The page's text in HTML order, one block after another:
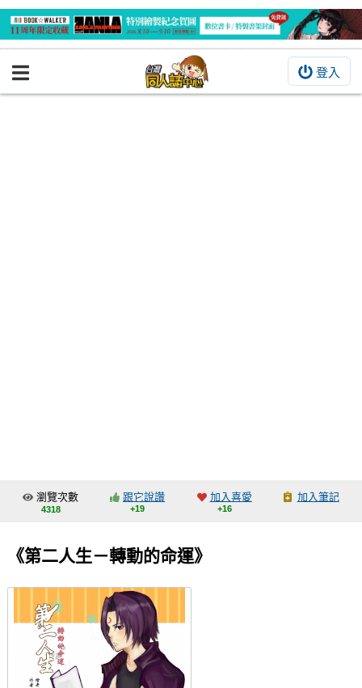
登入
BOOKY書集倉庫
交流中心
會員功能選單
註冊會員
登入
瀏覽次數
4318
跟它說讚
+19
加入喜愛
+16
加入筆記
《第二人生－轉動的命運》